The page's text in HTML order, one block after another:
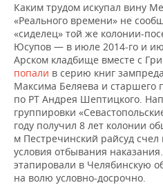
Каким трудом искупал вину
«Реального времени» не
«сиделец» той же колонии-
Юсупов — в июле 2014-го и
Арском кладбище вместе с
попали в серию книг
Максима Беляева и старшего
по РТ Андрея Шептицкого.
группировки
году получил 8 лет колонии
м Пестречинский райсуд
условия отбывания
этапировали в Челябинскую
на волю условно-досрочно.